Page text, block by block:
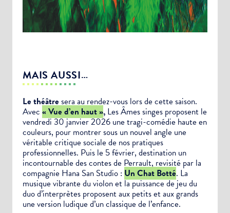
MAIS AUSSI…
Le théâtresera au rendez-vous lors de cette saison.
Avec « Vue d’en haut », Les Âmes singes proposent le
vendredi 30 janvier 2026 une tragi-comédie haute en
couleurs, pour montrer sous un nouvel angle une
véritable critique sociale de nos pratiques
professionnelles. Puis le 5 février, destination un
incontournable des contes de Perrault, revisité par la
compagnie Hana San Studio : Un Chat Botté. La
musique vibrante du violon et la puissance de jeu du
duo d’interprètes proposent aux petits et aux grands
une version ludique d’un classique de l’enfance.